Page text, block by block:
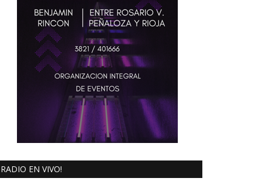
RADIO EN VIVO!